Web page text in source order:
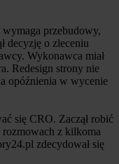
przebudowy,
decyzję o zleceniu
Wykonawca miał
Redesign strony nie
opóźnienia w wycenie
się CRO. Zaczął robić
rozmowach z kilkoma
zdecydował się